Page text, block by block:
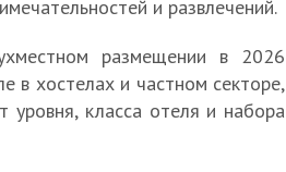
и развлечений.
размещении в 2026
в хостелах и частном секторе,
уровня, класса отеля и набора